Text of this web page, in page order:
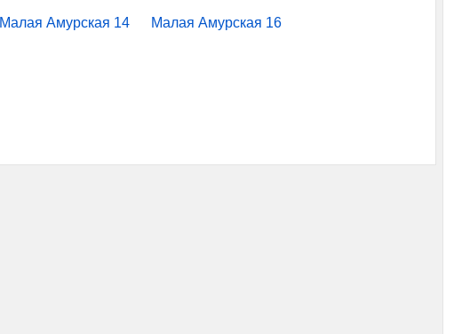
Малая Амурская 14 Малая Амурская 16